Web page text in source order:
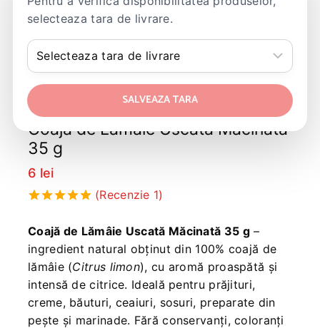
Coaja de Lamaie Uscata Macinata
35 g
bazat pe
evaluarea
clientului
(Recenzie 1)
6 lei
Coajă de Lămâie Uscată Măcinată 35 g–
ingredient natural obținut din 100% coajă de
lămâie (Citrus limon), cu aromă proaspătă și
intensă de citrice. Ideală pentru prăjituri,
creme, băuturi, ceaiuri, sosuri, preparate din
pește și marinade. Fără conservanți, coloranți
selecteaza tara de livrare.
SALVEAZA TARA